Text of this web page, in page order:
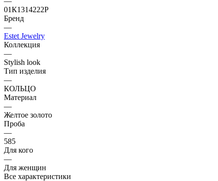
01К1314222Р
Бренд
—
Estet Jewelry
Коллекция
—
Stylish look
Тип изделия
—
КОЛЬЦО
Материал
—
Желтое золото
Проба
—
585
Для кого
—
Для женщин
Все характеристики